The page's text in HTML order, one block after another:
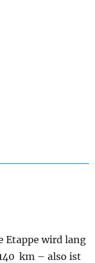
Etappe wird lang
km – also ist